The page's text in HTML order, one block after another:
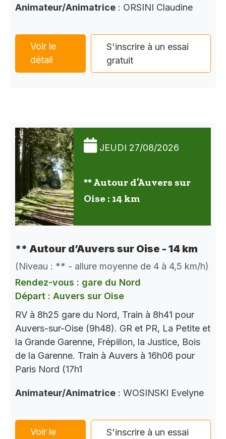
Animateur/Animatrice : ORSINI Claudine
Voir le
détail
S'inscrire à un essai
gratuit
JEUDI 27/08/2026
** Autour d’Auvers sur
Oise : 14 km
** Autour d’Auvers sur Oise - 14 km
(Niveau : ** - allure moyenne de 4 à 4,5 km/h)
Rendez-vous : gare du Nord
Départ : Auvers sur Oise
RV à 8h25 gare du Nord, Train à 8h41 pour
Auvers-sur-Oise (9h48). GR et PR, La Petite et
la Grande Garenne, Frépillon, la Justice, Bois
de la Garenne. Train à Auvers à 16h06 pour
Paris Nord (17h1
Animateur/Animatrice : WOSINSKI Evelyne
Voir le
S'inscrire à un essai